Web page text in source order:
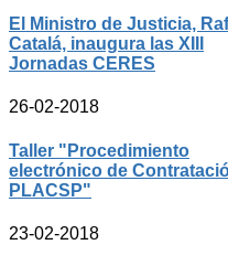
El Ministro de Justicia,
Catalá, inaugura las XIII
Jornadas CERES
26-02-2018
Taller "Procedimiento
electrónico de
PLACSP"
23-02-2018